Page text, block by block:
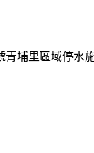
青埔里區域停水